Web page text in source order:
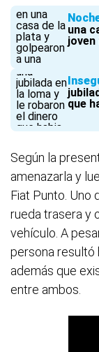
una
que
Según la
amenazarla y
Fiat Punto. Uno
rueda trasera y
vehículo. A
persona resultó
además que
entre ambos.